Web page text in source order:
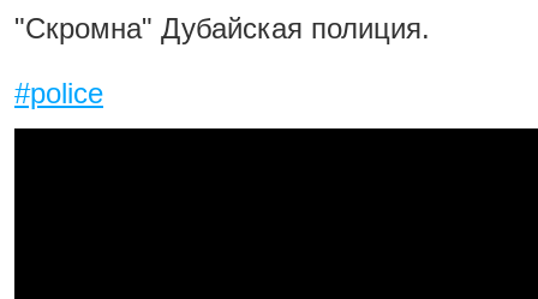
"Скромна" Дубайская полиция.
#police